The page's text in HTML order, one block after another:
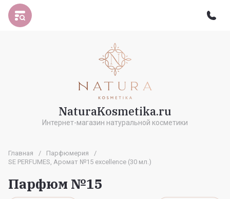
NaturaKosmetika.ru
Интернет-магазин натуральной косметики
Главная / Парфюмерия
/
SE PERFUMES, Аромат №15 excellence (30 мл.)
Парфюм №15